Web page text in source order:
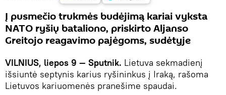
Į pusmečio trukmės budėjimą kariai vyksta
NATO ryšių bataliono, priskirto Aljanso
Greitojo reagavimo pajėgoms, sudėtyje
VILNIUS, liepos 9 — Sputnik. Lietuva sekmadienį
išsiuntė septynis karius ryšininkus į Iraką, rašoma
Lietuvos kariuomenės pranešime spaudai.